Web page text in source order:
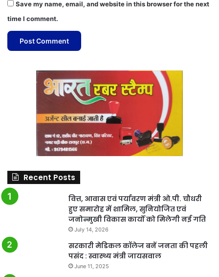
Save my name, email, and website in this browser for the next
time I comment.
Recent Posts
वित्त, आवास एवं पर्यावरण मंत्री ओ.पी. चौधरी
हुए समारोह में शामिल, सुनियोजित एवं
जनोन्मुखी विकास कार्यों को मिलेगी नई गति
July 14, 2026
सरकारी मेडिकल कॉलेज बनें जनता की पहली
पसंद : स्वास्थ्य मंत्री जायसवाल
June 11, 2025